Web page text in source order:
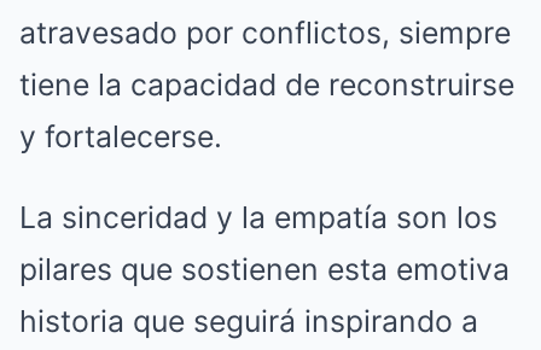
atravesado por conflictos, siempre
tiene la capacidad de reconstruirse
y fortalecerse.
La sinceridad y la empatía son los
pilares que sostienen esta emotiva
historia que seguirá inspirando a